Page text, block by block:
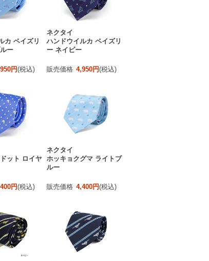
カ ペイズリ
ー
円(税込)
ネクタイ
ハンドウイルカ ペイズリ
ー ネイビー
販売価格 4,950円(税込)
ット ロイヤ
円(税込)
ネクタイ
ホッキョクグマ ライトブ
ルー
販売価格 4,400円(税込)